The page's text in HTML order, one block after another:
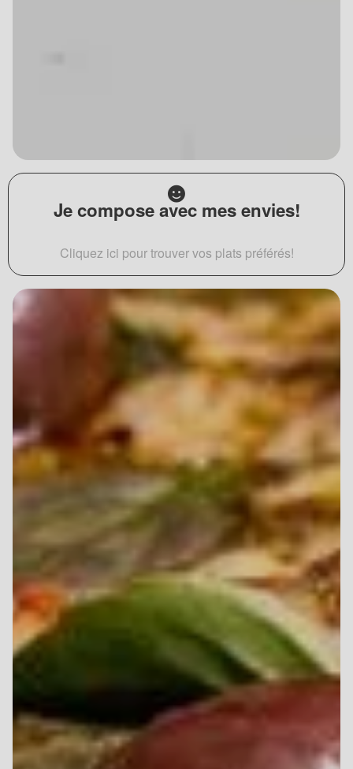
Je compose avec mes envies!
Cliquez ici pour trouver vos plats préférés!